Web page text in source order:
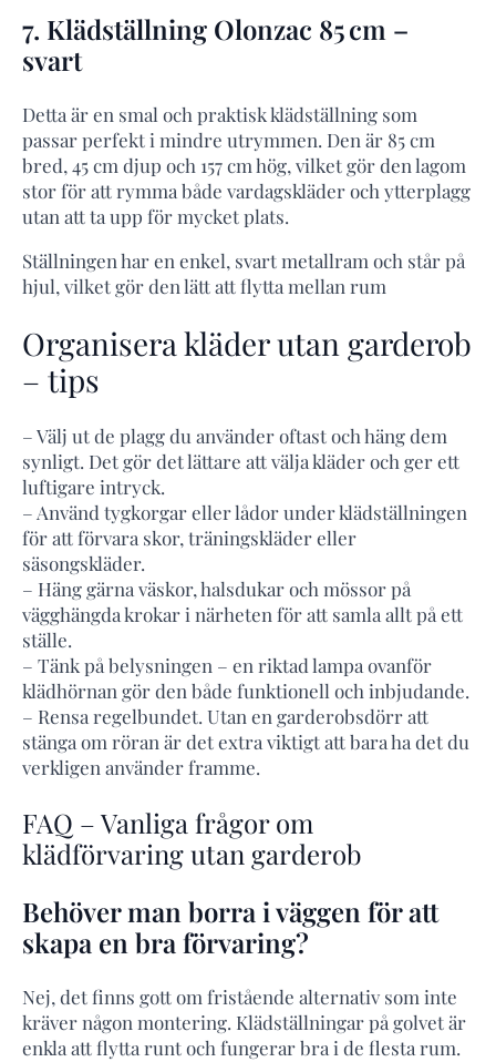
7. Klädställning Olonzac 85 cm –
svart
Detta är en smal och praktisk klädställning som
passar perfekt i mindre utrymmen. Den är 85 cm
bred, 45 cm djup och 157 cm hög, vilket gör den lagom
stor för att rymma både vardagskläder och ytterplagg
utan att ta upp för mycket plats.
Ställningen har en enkel, svart metallram och står på
hjul, vilket gör den lätt att flytta mellan rum
Organisera kläder utan garderob
– tips
– Välj ut de plagg du använder oftast och häng dem
synligt. Det gör det lättare att välja kläder och ger ett
luftigare intryck.
– Använd tygkorgar eller lådor under klädställningen
för att förvara skor, träningskläder eller
säsongskläder.
– Häng gärna väskor, halsdukar och mössor på
vägghängda krokar i närheten för att samla allt på ett
ställe.
– Tänk på belysningen – en riktad lampa ovanför
klädhörnan gör den både funktionell och inbjudande.
– Rensa regelbundet. Utan en garderobsdörr att
stänga om röran är det extra viktigt att bara ha det du
verkligen använder framme.
FAQ – Vanliga frågor om
klädförvaring utan garderob
Behöver man borra i väggen för att
skapa en bra förvaring?
Nej, det finns gott om fristående alternativ som inte
kräver någon montering. Klädställningar på golvet är
enkla att flytta runt och fungerar bra i de flesta rum.